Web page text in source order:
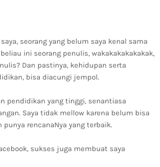
seorang yang belum saya kenal sama
ini seorang penulis, wakakakakakakak,
Dan pastinya, kehidupan serta
bisa diacungi jempol.
pendidikan yang tinggi, senantiasa
Saya tidak mellow karena belum bisa
rencanaNya yang terbaik.
sukses juga membuat saya